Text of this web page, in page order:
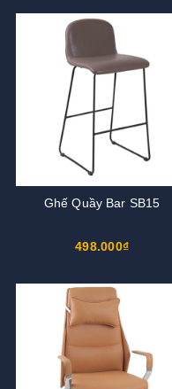
Ghế Quầy Bar SB15
498.000₫